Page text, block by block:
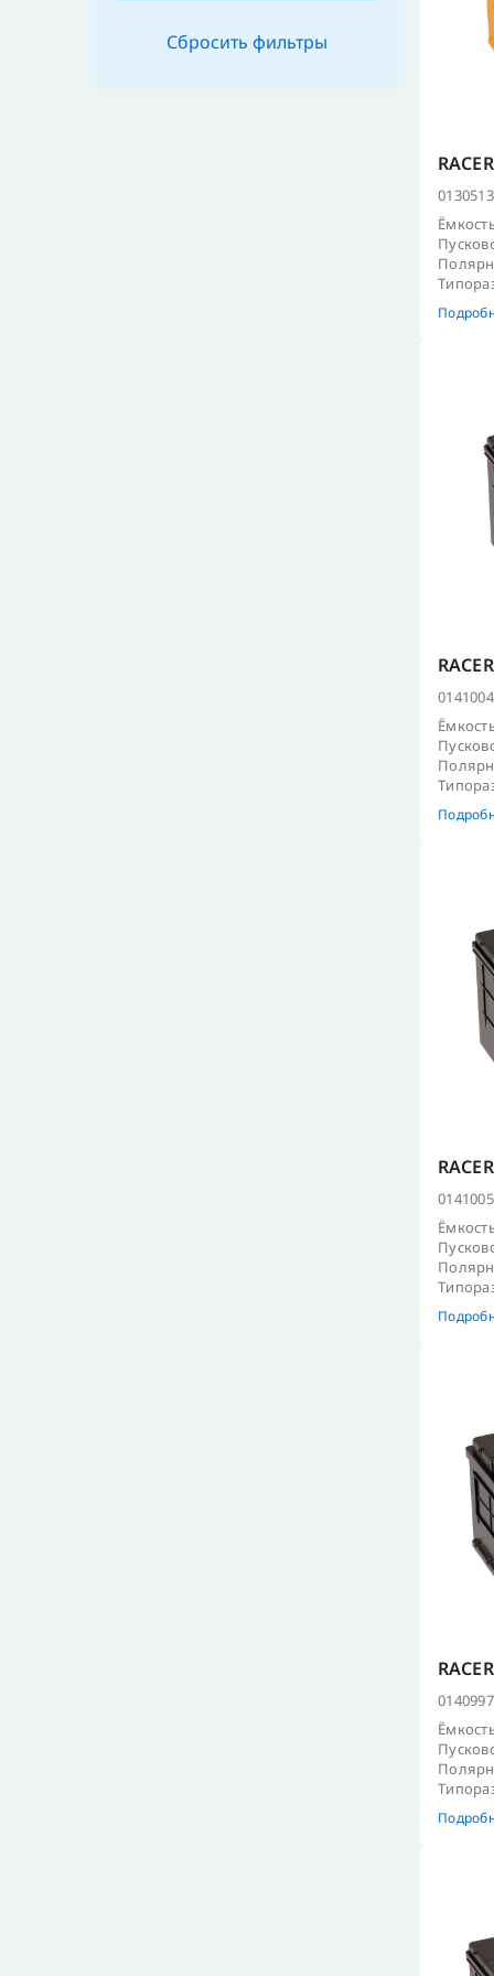
TRUCK 31S/T
0130513
0141004
0141005
0140997